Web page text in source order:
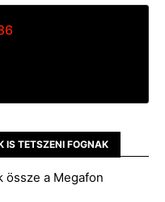
IS TETSZENI FOGNAK
össze a Megafon